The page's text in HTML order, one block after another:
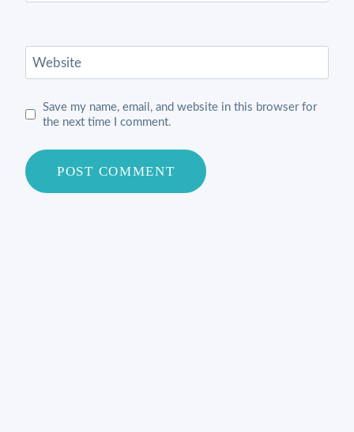
Website
Save my name, email, and website in this browser for
the next time I comment.